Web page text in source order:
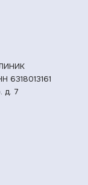
6318013161
д. 7